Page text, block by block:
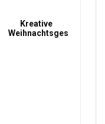
Kreative
Weihnachtsgeschenke